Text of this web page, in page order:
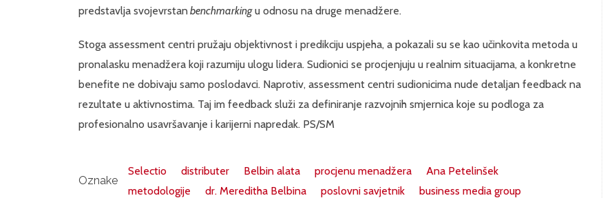
predstavlja svojevrstanbenchmarkingu odnosu na druge menadžere.
Stoga assessment centri pružaju objektivnost i predikciju uspjeha, a pokazali su se kao učinkovita metoda u
pronalasku menadžera koji razumiju ulogu lidera. Sudionici se procjenjuju u realnim situacijama, a konkretne
benefite ne dobivaju samo poslodavci. Naprotiv, assessment centri sudionicima nude detaljan feedback na
rezultate u aktivnostima. Taj im feedback služi za definiranje razvojnih smjernica koje su podloga za
profesionalno usavršavanje i karijerni napredak. PS/SM
Oznake
Selectio distributer Belbin alata procjenu menadžera
Ana Petelinšek
metodologije
dr. Mereditha Belbina poslovni savjetnik business media group